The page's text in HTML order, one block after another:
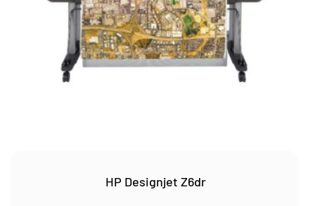
HP Designjet Z6dr